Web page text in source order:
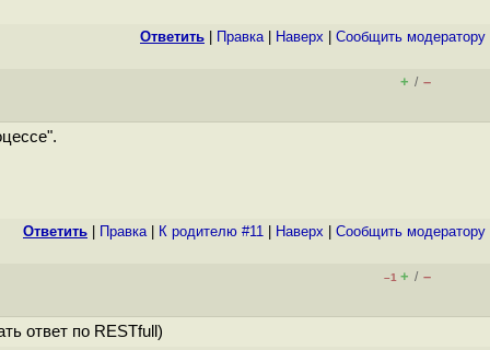
Ответить Правка| Наверх Cообщить модератору
+ / –
Ответить Правка| К родителю #11 Наверх Cообщить модератору
–1 + / –
ответ по RESTfull)